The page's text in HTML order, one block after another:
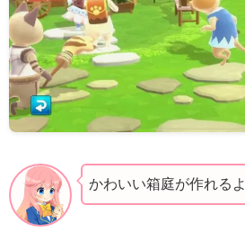
かわいい箱庭が作れるよ